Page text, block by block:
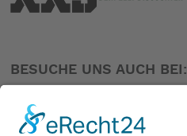
BESUCHE UNS AUCH BEI: